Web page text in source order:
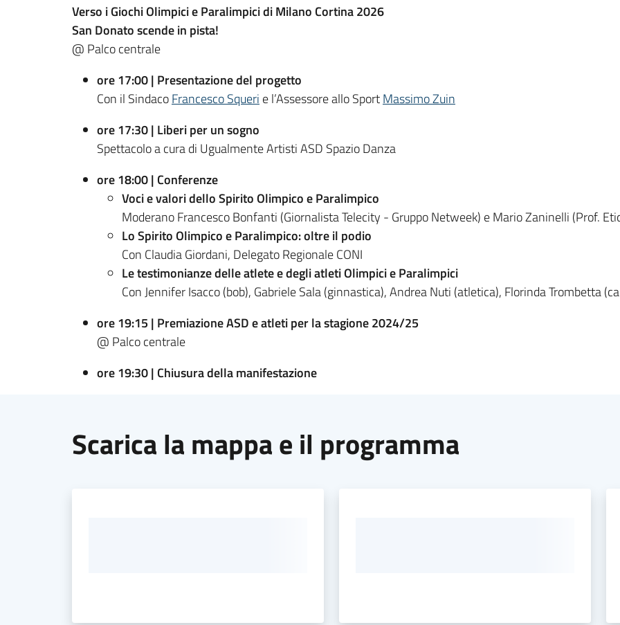
Verso i Giochi Olimpici e Paralimpici di Milano Cortina 2026
San Donato scende in pista!
@ Palco centrale
ore 17:00 | Presentazione del progetto
Con il SindacoFrancesco Squeri e l’Assessore allo SportMassimo Zuin
ore 17:30 | Liberi per un sogno
Spettacolo a cura di Ugualmente Artisti ASD Spazio Danza
ore 18:00 | Conferenze
Voci e valori dello Spirito Olimpico e Paralimpico
Moderano Francesco Bonfanti (Giornalista Telecity - Gruppo Netweek) e Mario Zaninelli (Prof.
Lo Spirito Olimpico e Paralimpico: oltre il podio
Con Claudia Giordani, Delegato Regionale CONI
Le testimonianze delle atlete e degli atleti Olimpici e Paralimpici
Con Jennifer Isacco (bob), Gabriele Sala (ginnastica), Andrea Nuti (atletica), Florinda Trombetta
ore 19:15 | Premiazione ASD e atleti per la stagione 2024/25
@ Palco centrale
ore 19:30 | Chiusura della manifestazione
Scarica la mappa e il programma